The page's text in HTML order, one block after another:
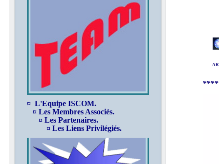
¤ L'Equipe ISCOM.
¤ Les Membres Associés.
¤ Les Partenaires.
¤ Les Liens Privilégiés.